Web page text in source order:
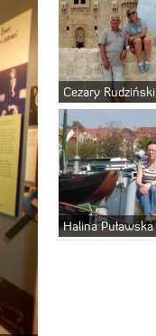
Cezary Rudziński
Halina Puławska